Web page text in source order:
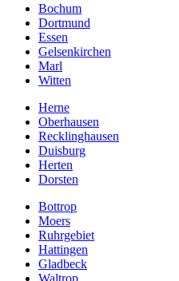
Bochum
Dortmund
Essen
Gelsenkirchen
Marl
Witten
Herne
Oberhausen
Recklinghausen
Duisburg
Herten
Dorsten
Bottrop
Moers
Ruhrgebiet
Hattingen
Gladbeck
Waltrop